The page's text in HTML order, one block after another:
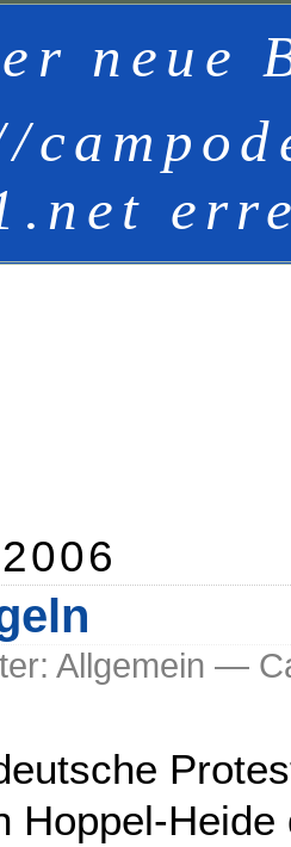
neue
Allgemein —
Hoppel-Heide